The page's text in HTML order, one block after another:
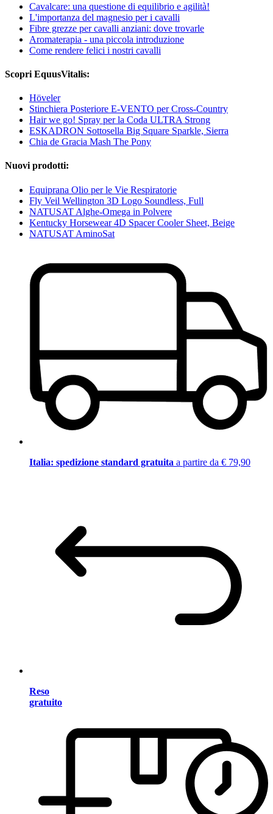
Cavalcare: una questione di equilibrio e agilità!
L'importanza del magnesio per i cavalli
Fibre grezze per cavalli anziani: dove trovarle
Aromaterapia - una piccola introduzione
Come rendere felici i nostri cavalli
Scopri EquusVitalis:
Höveler
Stinchiera Posteriore E-VENTO per Cross-Country
Hair we go! Spray per la Coda ULTRA Strong
ESKADRON Sottosella Big Square Sparkle, Sierra
Chia de Gracia Mash The Pony
Nuovi prodotti:
Equiprana Olio per le Vie Respiratorie
Fly Veil Wellington 3D Logo Soundless, Full
NATUSAT Alghe-Omega in Polvere
Kentucky Horsewear 4D Spacer Cooler Sheet, Beige
NATUSAT AminoSat
Italia: spedizione standard gratuita a partire da € 79,90
Reso
gratuito